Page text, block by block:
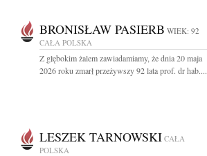
BRONISŁAW PASIERB WIEK: 92
CAŁA POLSKA
Z głębokim żalem zawiadamiamy, że dnia 20 maja
2026 roku zmarł przeżywszy 92 lata prof. dr hab....
LESZEK TARNOWSKI CAŁA
POLSKA